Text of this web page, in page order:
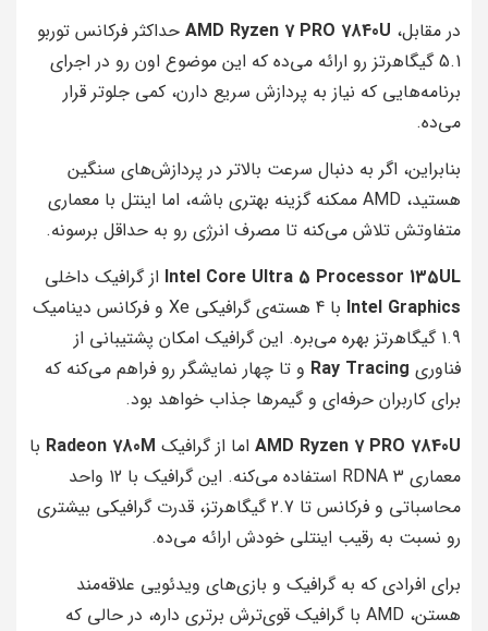
در مقابل، AMD Ryzen 7 PRO 7840U حداکثر فرکانس توربو
5.1 گیگاهرتز رو ارائه می‌ده که این موضوع اون رو در اجرای
برنامه‌هایی که نیاز به پردازش سریع دارن، کمی جلوتر قرار
می‌ده.
بنابراین، اگر به دنبال سرعت بالاتر در پردازش‌های سنگین
هستید، AMD ممکنه گزینه بهتری باشه، اما اینتل با معماری
متفاوتش تلاش می‌کنه تا مصرف انرژی رو به حداقل برسونه.
Intel Core Ultra 5 Processor 135UL از گرافیک داخلی
Intel Graphics
با 4 هسته‌ی گرافیکی Xe و فرکانس دینامیک
1.9 گیگاهرتز بهره می‌بره. این گرافیک امکان پشتیبانی از
فناوری Ray Tracing و تا چهار نمایشگر رو فراهم می‌کنه که
برای کاربران حرفه‌ای و گیمرها جذاب خواهد بود.
AMD Ryzen 7 PRO 7840U اما از گرافیک Radeon 780M با
معماری RDNA 3 استفاده می‌کنه. این گرافیک با 12 واحد
محاسباتی و فرکانس تا 2.7 گیگاهرتز، قدرت گرافیکی بیشتری
رو نسبت به رقیب اینتلی خودش ارائه می‌ده.
برای افرادی که به گرافیک و بازی‌های ویدئویی علاقه‌مند
هستن، AMD با گرافیک قوی‌ترش برتری داره، در حالی که